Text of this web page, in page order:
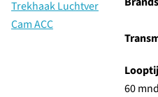
60 mnd